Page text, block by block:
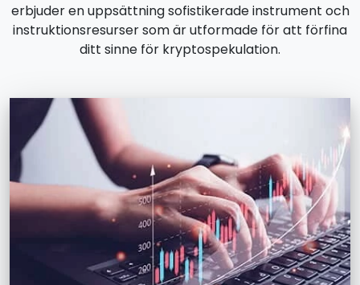
erbjuder en uppsättning sofistikerade instrument och
instruktionsresurser som är utformade för att förfina
ditt sinne för kryptospekulation.